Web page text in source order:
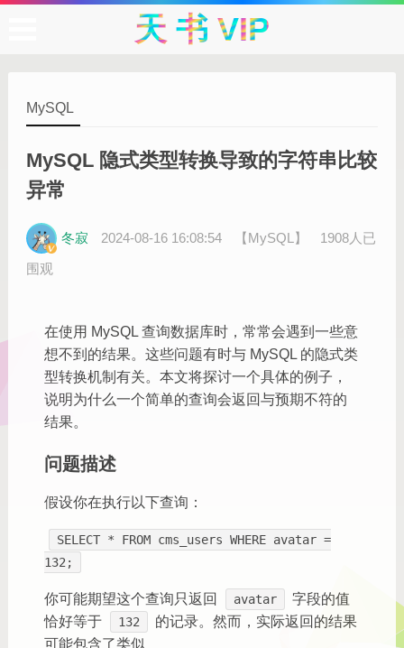
天 书 VIP
MySQL
MySQL 隐式类型转换导致的字符串比较
异常
冬寂 2024-08-16 16:08:54 【MySQL】
1908人已
围观
在使用 MySQL 查询数据库时，常常会遇到一些意
想不到的结果。这些问题有时与 MySQL 的隐式类
型转换机制有关。本文将探讨一个具体的例子，
说明为什么一个简单的查询会返回与预期不符的
结果。
问题描述
假设你在执行以下查询：
SELECT * FROM cms_users WHERE avatar =
132;
你可能期望这个查询只返回 avatar
字段的值
恰好等于
132
的记录。然而，实际返回的结果
可能包含了类似